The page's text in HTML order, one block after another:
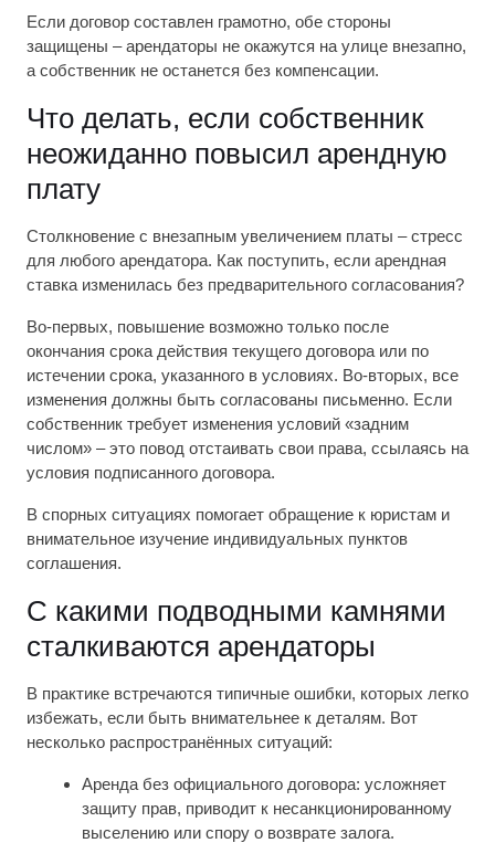
Если договор составлен грамотно, обе стороны
защищены – арендаторы не окажутся на улице внезапно,
а собственник не останется без компенсации.
Что делать, если собственник
неожиданно повысил арендную
плату
Столкновение с внезапным увеличением платы – стресс
для любого арендатора. Как поступить, если арендная
ставка изменилась без предварительного согласования?
Во-первых, повышение возможно только после
окончания срока действия текущего договора или по
истечении срока, указанного в условиях. Во-вторых, все
изменения должны быть согласованы письменно. Если
собственник требует изменения условий «задним
числом» – это повод отстаивать свои права, ссылаясь на
условия подписанного договора.
В спорных ситуациях помогает обращение к юристам и
внимательное изучение индивидуальных пунктов
соглашения.
С какими подводными камнями
сталкиваются арендаторы
В практике встречаются типичные ошибки, которых легко
избежать, если быть внимательнее к деталям. Вот
несколько распространённых ситуаций:
Аренда без официального договора: усложняет
защиту прав, приводит к несанкционированному
выселению или спору о возврате залога.